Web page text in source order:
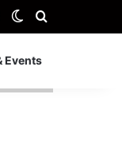
Random
laterale
Cambia aspetto
Events